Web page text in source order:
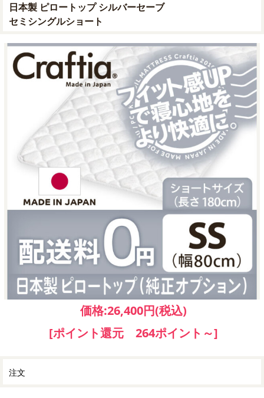
ベッドパッド
ストア インフォメーション
納期について
お買い物ガイド
お問い合わせ
マイページにログイン
日本製ポケットコイルマットレス専門ストア Craftia | © 2009 -
2026 TODEO Co. Ltd.
日本製 ピロートップ シルバーセーブ
セミシングルショート
価格:26,400円(税込)
[ポイント還元 264ポイント～]
注文